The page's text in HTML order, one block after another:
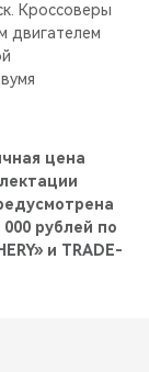
Кроссоверы
двигателем
цена
рублей по
и TRADE-